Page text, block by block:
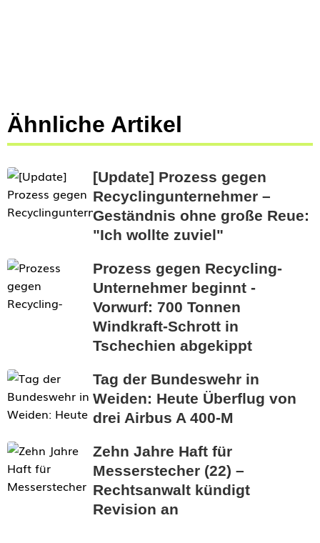
Ähnliche Artikel
[Update] Prozess gegen
Recyclingunternehmer –
Geständnis ohne große Reue:
"Ich wollte zuviel"
Prozess gegen Recycling-
Unternehmer beginnt -
Vorwurf: 700 Tonnen
Windkraft-Schrott in
Tschechien abgekippt
Tag der Bundeswehr in
Weiden: Heute Überflug von
drei Airbus A 400-M
Zehn Jahre Haft für
Messerstecher (22) –
Rechtsanwalt kündigt
Revision an